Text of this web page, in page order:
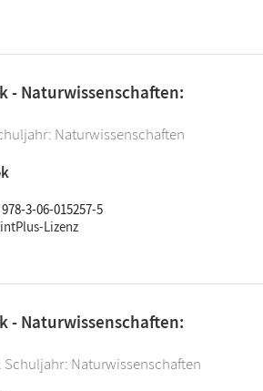
- Naturwissenschaften:
Naturwissenschaften
3-06-015257-5
Lizenz
- Naturwissenschaften:
Schuljahr: Naturwissenschaften